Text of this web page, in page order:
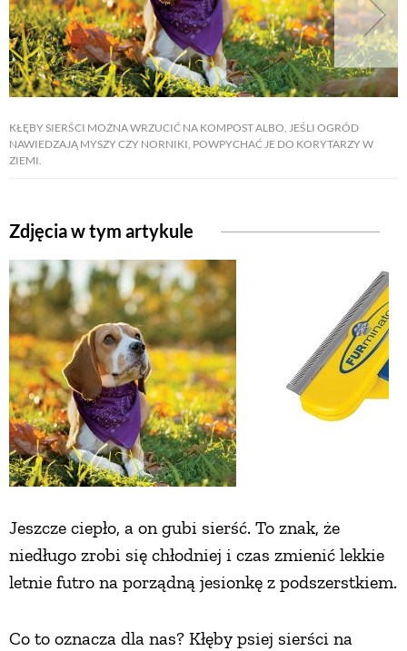
KŁĘBY SIERŚCI MOŻNA WRZUCIĆ NA KOMPOST ALBO, JEŚLI OGRÓD
NAWIEDZAJĄ MYSZY CZY NORNIKI, POWPYCHAĆ JE DO KORYTARZY W
ZIEMI.
Zdjęcia w tym artykule
Jeszcze ciepło, a on gubi sierść. To znak, że
niedługo zrobi się chłodniej i czas zmienić lekkie
letnie futro na porządną jesionkę z podszerstkiem.
Co to oznacza dla nas? Kłęby psiej sierści na